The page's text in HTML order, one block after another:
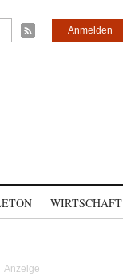
Anmelden
WIRTSCHAFT